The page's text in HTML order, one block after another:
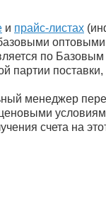
и прайс-листах
по
партии
менеджер
счета на